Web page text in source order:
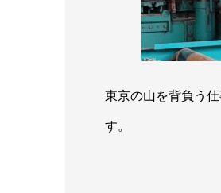
東京の山を背負う
す。